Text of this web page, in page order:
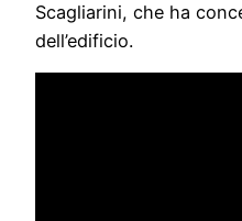
Scagliarini, che ha
dell’edificio.